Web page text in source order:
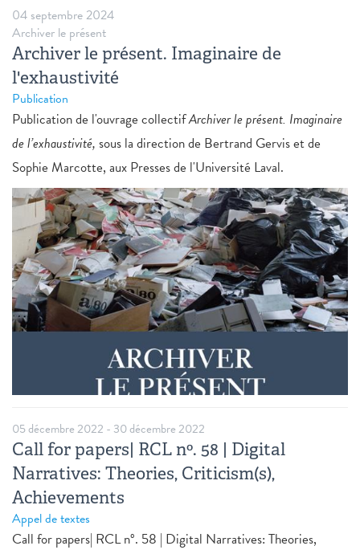
04 septembre 2024
Archiver le présent
Archiver le présent. Imaginaire de
l'exhaustivité
Publication
Publication de l'ouvrage collectifArchiver le présent. Imaginaire
de l’exhaustivité, sous la direction de Bertrand Gervis et de
Sophie Marcotte, aux Presses de l'Université Laval.
05 décembre 2022 - 30 décembre 2022
Call for papers| RCL nº. 58 | Digital
Narratives: Theories, Criticism(s),
Achievements
Appel de textes
Call for papers| RCL nº. 58 | Digital Narratives: Theories,